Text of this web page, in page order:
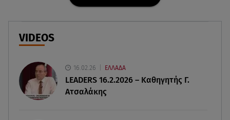
Έξοδος Αυγούστου: Στο 100% η πληρότητα για
Παιδικοί σταθμοί: Πότε βγαίνουν τα προσωρινά
αποτελέσματα
VIDEOS
16.02.26 ΕΛΛΑΔΑ
LEADERS 16.2.2026 – Καθηγητής Γ.
Ατσαλάκης